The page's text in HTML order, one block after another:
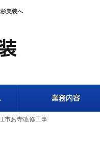
美装へ
業務内容
市お寺改修工事